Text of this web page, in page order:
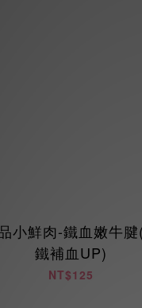
小鮮肉-鐵血嫩牛腱
鐵補血UP)
NT$125